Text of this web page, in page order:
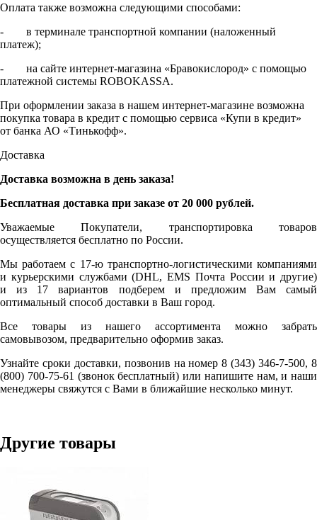
Оплата также возможна следующими способами:
- в терминале транспортной компании (наложенный
платеж);
- на сайте интернет-магазина «Бравокислород» с помощью
платежной системы ROBOKASSA.
При оформлении заказа в нашем интернет-магазине возможна
покупка товара в кредит с помощью сервиса «Купи в кредит»
от банка АО «Тинькофф».
Доставка
Доставка возможна в день заказа!
Бесплатная доставка при заказе от 20 000 рублей.
Уважаемые Покупатели, транспортировка товаров
осуществляется бесплатно по России.
Мы работаем с 17-ю транспортно-логистическими компаниями
и курьерскими службами (DHL, EMS Почта России и другие)
и из 17 вариантов подберем и предложим Вам самый
оптимальный способ доставки в Ваш город.
Все товары из нашего ассортимента можно забрать
самовывозом, предварительно оформив заказ.
Узнайте сроки доставки, позвонив на номер 8 (343) 346-7-500, 8
(800) 700-75-61 (звонок бесплатный) или напишите нам, и наши
менеджеры свяжутся с Вами в ближайшие несколько минут.
Другие товары